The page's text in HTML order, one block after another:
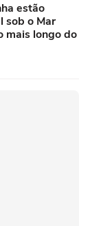
estão
sob o Mar
mais longo do